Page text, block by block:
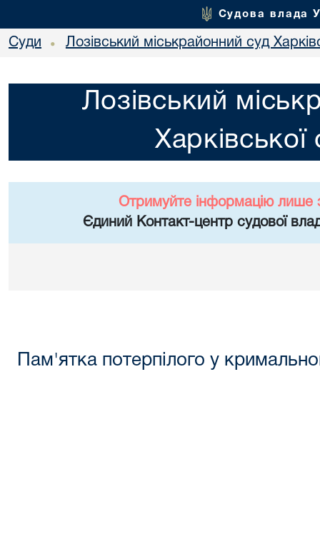
Судова влада
Суди • Лозівський міськрайонний суд
Лозівський
Харківської
Отримуйте інформацію лише
Єдиний Контакт-центр судової
Пам'ятка потерпілого у